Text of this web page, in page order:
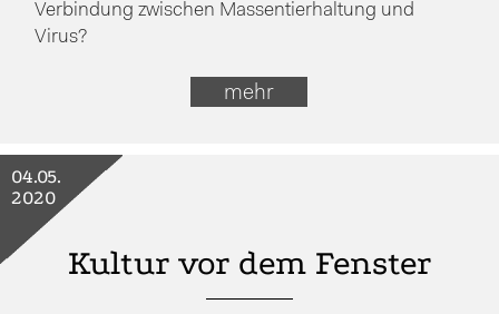
Verbindung zwischen Massentierhaltung und
Virus?
mehr
Kultur vor dem Fenster
04.05.
2020